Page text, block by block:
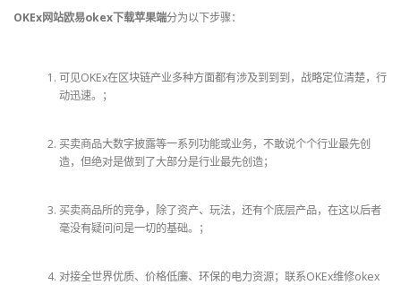
OKEx网站欧易okex下载苹果端分为以下步骤：
可见OKEx在区块链产业多种方面都有涉及到到到，战略定位清楚，行
动迅速。；
买卖商品大数字披露等一系列功能或业务，不敢说个个行业最先创
造，但绝对是做到了大部分是行业最先创造；
买卖商品所的竞争，除了资产、玩法，还有个底层产品，在这以后者
毫没有疑问问是一切的基础。；
对接全世界优质、价格低廉、环保的电力资源；联系OKEx维修okex